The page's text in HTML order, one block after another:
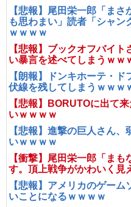
【悲報】尾田栄一郎「ま
も思わまい」読者「シャ
ｗｗｗｗ
【悲報】ブックオフバイ
い暴言を述べてしまうｗｗ
【朗報】ドンキホーテ・
伏線を残してしまうｗｗｗ
【悲報】BORUTOに出て
いｗｗｗｗ
【悲報】進撃の巨人さん
いｗｗｗｗ
【衝撃】尾田栄一郎「ま
す。頂上戦争がかわいく
【悲報】アメリカのゲー
いことになるｗｗｗｗ